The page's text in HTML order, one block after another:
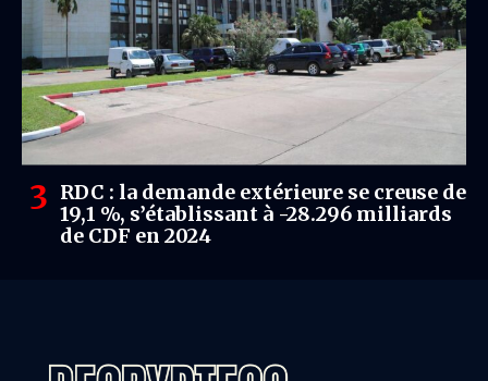
RDC : la demande extérieure se creuse de
19,1 %, s’établissant à -28.296 milliards
de CDF en 2024